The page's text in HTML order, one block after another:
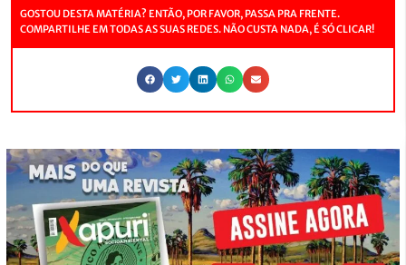
GOSTOU DESTA MATÉRIA? ENTÃO, POR FAVOR, PASSA PRA FRENTE.
COMPARTILHE EM TODAS AS SUAS REDES. NÃO CUSTA NADA, É SÓ CLICAR!